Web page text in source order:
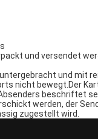
und versendet
und mit
nicht bewegt.Der
beschriftet
werden, der
zugestellt wird.